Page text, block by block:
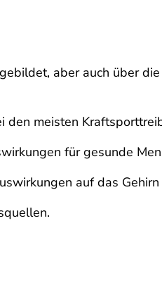
aber auch über
meisten
für gesunde
auf das